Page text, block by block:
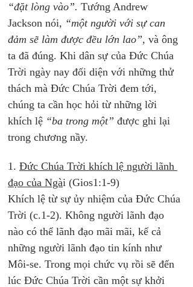
“đặt lòng vào”. Tướng Andrew
Jackson nói, “một người với sự can
đảm sẽ làm được đều lớn lao”, và ông
ta đã đúng. Khi dân sự của Đức Chúa
Trời ngày nay đối diện với những thử
thách mà Đức Chúa Trời đem tới,
chúng ta cần học hỏi từ những lời
khích lệ “ba trong một” được ghi lại
trong chương nầy.
1. Đức Chúa Trời khích lệ người lãnh
đạo của Ngài (Gios1:1-9)
Khích lệ từ sự ủy nhiệm của Đức Chúa
Trời (c.1-2). Không người lãnh đạo
nào có thể lãnh đạo mãi mãi, kể cả
những người lãnh đạo tin kính như
Môi-se. Trong mọi chức vụ rồi sẽ đến
lúc Đức Chúa Trời cần một sự khởi